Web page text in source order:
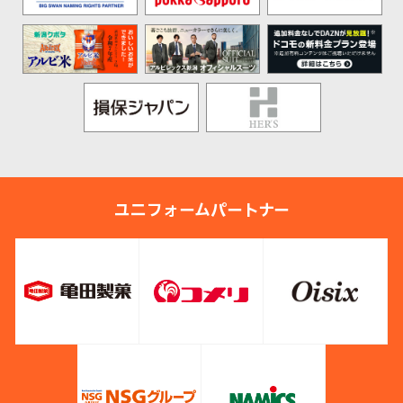
ユニフォームパートナー